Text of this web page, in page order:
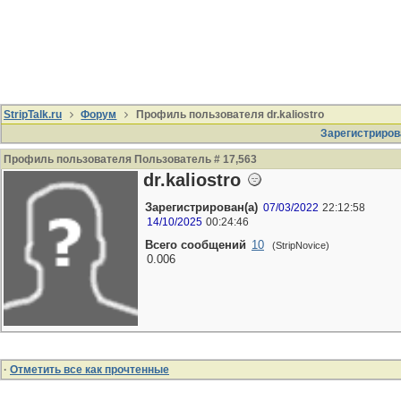
StripTalk.ru Форум
Профиль пользователя dr.kaliostro
Профиль пользователя Пользователь # 17,563
dr.kaliostro
Зарегистрирован(а) 07/03/2022 22:12:58
14/10/2025 00:24:46
Всего сообщений 10 (StripNovice)
0.006
· Отметить все как прочтенные